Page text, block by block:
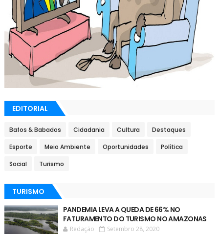
EDITORIAL
Bafos & Babados Cidadania Cultura Destaques
Esporte Meio Ambiente Oportunidades Política
Social Turismo
TURISMO
PANDEMIA LEVA A QUEDA DE 66% NO
FATURAMENTO DO TURISMO NO AMAZONAS
Redação Setembro 28, 2020